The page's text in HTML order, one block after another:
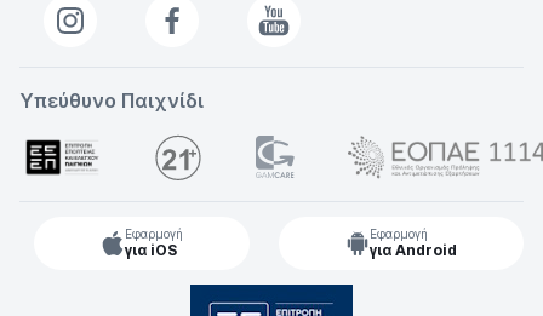
Υπεύθυνο Παιχνίδι
Εφαρμογή
για iOS
Εφαρμογή
για Android